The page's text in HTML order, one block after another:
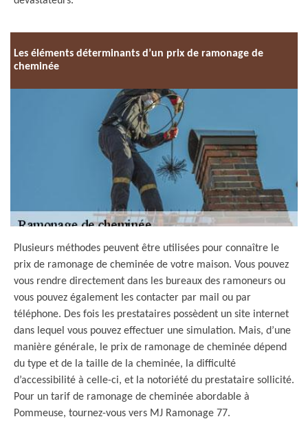
Les éléments déterminants d’un prix de ramonage de
cheminée
Plusieurs méthodes peuvent être utilisées pour connaître le
prix de ramonage de cheminée de votre maison. Vous pouvez
vous rendre directement dans les bureaux des ramoneurs ou
vous pouvez également les contacter par mail ou par
téléphone. Des fois les prestataires possèdent un site internet
dans lequel vous pouvez effectuer une simulation. Mais, d’une
manière générale, le prix de ramonage de cheminée dépend
du type et de la taille de la cheminée, la difficulté
d’accessibilité à celle-ci, et la notoriété du prestataire sollicité.
Pour un tarif de ramonage de cheminée abordable à
Pommeuse, tournez-vous vers MJ Ramonage 77.